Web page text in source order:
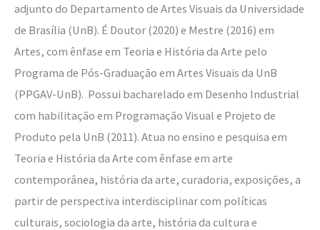
adjunto do Departamento de Artes Visuais da Universidade
de Brasília (UnB). É Doutor (2020) e Mestre (2016) em
Artes, com ênfase em Teoria e História da Arte pelo
Programa de Pós-Graduação em Artes Visuais da UnB
(PPGAV-UnB). Possui bacharelado em Desenho Industrial
com habilitação em Programação Visual e Projeto de
Produto pela UnB (2011). Atua no ensino e pesquisa em
Teoria e História da Arte com ênfase em arte
contemporânea, história da arte, curadoria, exposições, a
partir de perspectiva interdisciplinar com políticas
culturais, sociologia da arte, história da cultura e